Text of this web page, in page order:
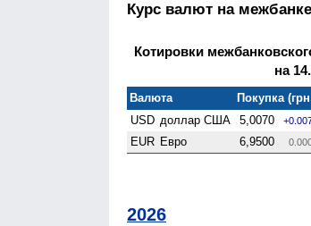
Курс валют на межбанке
Котировки
на
Валюта Покупка
USD доллар США 5,0070
EUR Евро 6,9500
2026